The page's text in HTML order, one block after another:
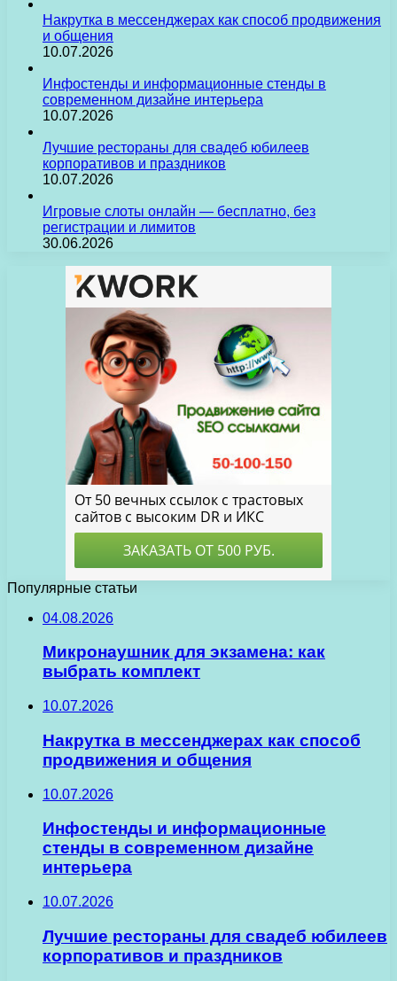
Накрутка в мессенджерах как способ продвижения
и общения
10.07.2026
Инфостенды и информационные стенды в
современном дизайне интерьера
10.07.2026
Лучшие рестораны для свадеб юбилеев
корпоративов и праздников
10.07.2026
Игровые слоты онлайн — бесплатно, без
регистрации и лимитов
30.06.2026
Популярные статьи
04.08.2026
Микронаушник для экзамена: как
выбрать комплект
10.07.2026
Накрутка в мессенджерах как способ
продвижения и общения
10.07.2026
Инфостенды и информационные
стенды в современном дизайне
интерьера
10.07.2026
Лучшие рестораны для свадеб юбилеев
корпоративов и праздников